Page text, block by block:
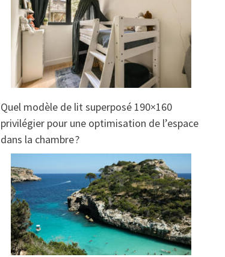
Quel modèle de lit superposé 190×160
privilégier pour une optimisation de l’espace
dans la chambre ?